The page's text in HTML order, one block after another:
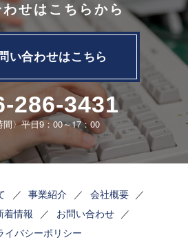
せはこちらから
い合わせはこちら
286-3431
間〉平日9：00～17：00
事業紹介
会社概要
着情報
お問い合わせ
イバシーポリシー